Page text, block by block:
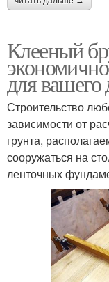
Клееный
для вашего
Строительство
зависимости от
грунта,
сооружаться на
ленточных